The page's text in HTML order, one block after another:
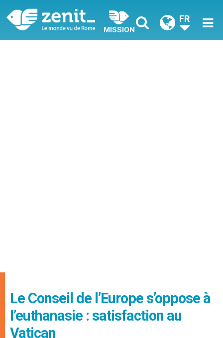
MISSION
FR
Le Conseil de l’Europe s’oppose à
l’euthanasie : satisfaction au
Vatican